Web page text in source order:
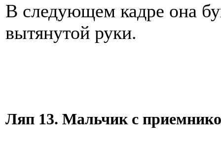
В следующем кадре она
вытянутой руки.
Ляп 13. Мальчик с